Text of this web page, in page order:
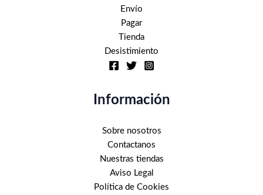
Envío
Pagar
Tienda
Desistimiento
Información
Sobre nosotros
Contactanos
Nuestras tiendas
Aviso Legal
Política de Cookies